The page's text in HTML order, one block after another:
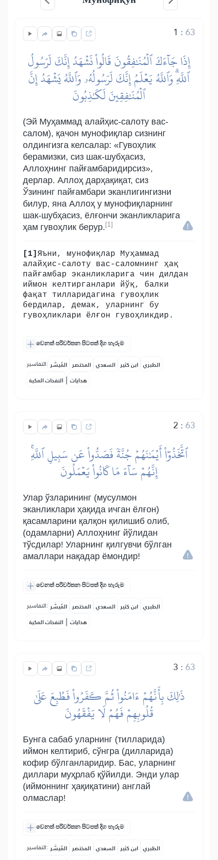
1 :63
إِذَا جَآءَكَ ٱلۡمُنَٰفِقُونَ قَالُواْ نَشۡهَدُ إِنَّكَ لَرَسُولُ
ٱللَّهِۗ وَٱللَّهُ يَعۡلَمُ إِنَّكَ لَرَسُولُهُۥ وَٱللَّهُ يَشۡهَدُ إِنَّ
ٱلۡمُنَٰفِقِينَ لَكَٰذِبُونَ
(Эй Муҳаммад алайҳис-салоту вас-
салом), қачон мунофиқлар сизнинг
олдингизга келсалар: «Гувоҳлик
берамизки, сиз шак-шубҳасиз,
Аллоҳнинг пайғамбаридирсиз»,
дерлар. Аллоҳ дарҳақиқат, сиз
Ўзининг пайғамбари эканлигингизни
билур, яна Аллоҳ у мунофиқларнинг
шак-шубҳасиз, ёлғончи эканликларига
ҳам гувоҳлик берур. [1]
[1] Яъни, мунофиқлар Муҳаммад
алайҳис-салоту вас-саломнинг ҳақ
пайғамбар эканликларига чин дилдан
иймон келтирганлари йўқ, балки
фақат тилларидагина гувоҳлик
бердилар, демак, уларнинг бу
гувоҳликлари ёлғон гувоҳликдир.
වෙනත් පරිවර්තන පිටපත් දිග හැරුම
التفاسير: المُيسَّر المختصر السعدي ابن كثير الطبري
النفحات المكية | هدايات
2 :63
ٱتَّخَذُوٓاْ أَيۡمَٰنَهُمۡ جُنَّةٗ فَصَدُّواْ عَن سَبِيلِ ٱللَّهِۚ
إِنَّهُمۡ سَآءَ مَا كَانُواْ يَعۡمَلُونَ
Улар ўзларининг (мусулмон
эканликлари ҳақида ичган ёлғон)
қасамларини қалқон қилишиб олиб,
(одамларни) Аллоҳнинг йўлидан
тўсдилар! Уларнинг қилгувчи бўлган
амаллари нақадар ёмондир!
වෙනත් පරිවර්තන පිටපත් දිග හැරුම
التفاسير: المُيسَّر المختصر السعدي ابن كثير الطبري
النفحات المكية | هدايات
3 :63
ذَٰلِكَ بِأَنَّهُمۡ ءَامَنُواْ ثُمَّ كَفَرُواْ فَطُبِعَ عَلَىٰ
قُلُوبِهِمۡ فَهُمۡ لَا يَفۡقَهُونَ
Бунга сабаб уларнинг (тилларида)
иймон келтириб, сўнгра (дилларида)
кофир бўлганларидир. Бас, уларнинг
диллари муҳрлаб қўйилди. Энди улар
(иймоннинг ҳақиқатини) англай
олмаслар!
වෙනත් පරිවර්තන පිටපත් දිග හැරුම
التفاسير: المُيسَّر المختصر السعدي ابن كثير الطبري